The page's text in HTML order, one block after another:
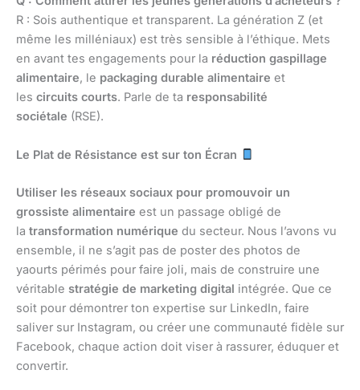
R : Sois authentique et transparent. La génération Z (et
même les milléniaux) est très sensible à l’éthique. Mets
en avant tes engagements pour la réduction gaspillage
alimentaire, le packaging durable alimentaire et
les circuits courts. Parle de ta responsabilité
sociétale (RSE).
Le Plat de Résistance est sur ton Écran
Utiliser les réseaux sociaux pour promouvoir un
grossiste alimentaire est un passage obligé de
la transformation numérique du secteur. Nous l’avons vu
ensemble, il ne s’agit pas de poster des photos de
yaourts périmés pour faire joli, mais de construire une
véritable stratégie de marketing digital intégrée. Que ce
soit pour démontrer ton expertise sur LinkedIn, faire
saliver sur Instagram, ou créer une communauté fidèle sur
Facebook, chaque action doit viser à rassurer, éduquer et
convertir.